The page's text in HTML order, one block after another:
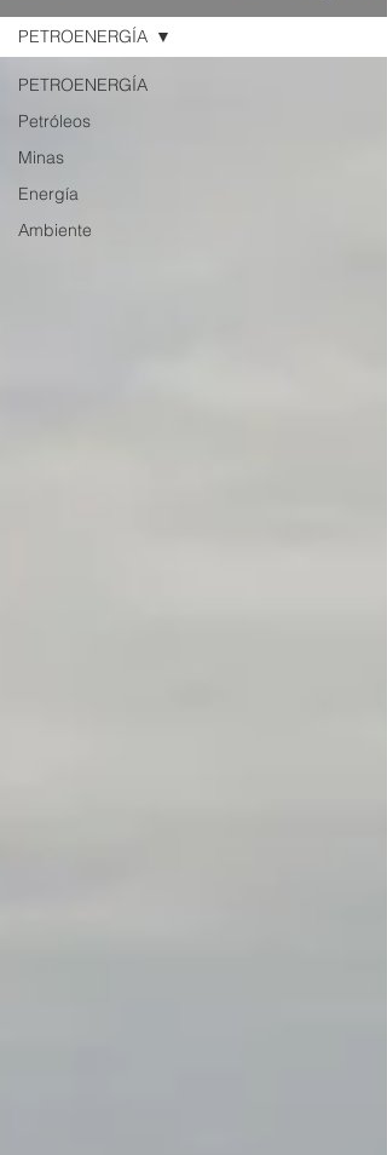
PETROENERGÍA
Petróleos
Minas
Energía
Ambiente
PETROENERGÍA